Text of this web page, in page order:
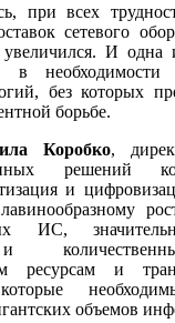
при всех
сетевого
И одна
в
без которых
борьбе.
Коробко,
решений
и
ИС,
ресурсам и
которые
объемов